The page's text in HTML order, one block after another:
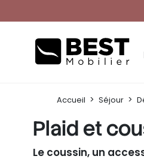
Accueil Séjour
Plaid et
Le coussin, un